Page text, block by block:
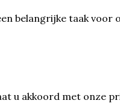
belangrijke taak
u akkoord met onze